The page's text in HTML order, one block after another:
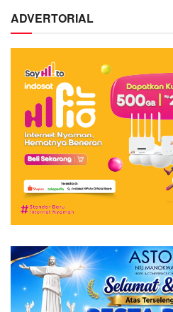
ADVERTORIAL